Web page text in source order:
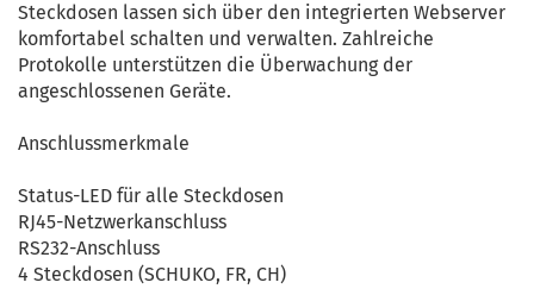
Steckdosen lassen sich über den integrierten Webserver
komfortabel schalten und verwalten. Zahlreiche
Protokolle unterstützen die Überwachung der
angeschlossenen Geräte.
Anschlussmerkmale
Status-LED für alle Steckdosen
RJ45-Netzwerkanschluss
RS232-Anschluss
4 Steckdosen (SCHUKO, FR, CH)